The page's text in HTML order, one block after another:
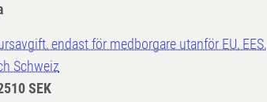
endast för medborgare utanför EU, EES,
Schweiz
SEK